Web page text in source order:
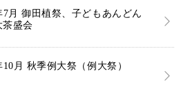
7月 御田植祭、子どもあんどん
茶盛会
10月 秋季例大祭（例大祭）